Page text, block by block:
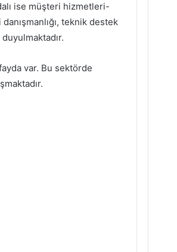
ise müşteri hizmetleri-
teknik destek
var. Bu sektörde